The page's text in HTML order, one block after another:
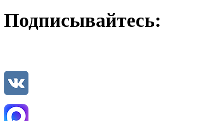
Подписывайтесь: